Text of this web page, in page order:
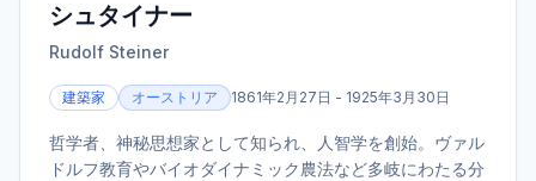
シュタイナー
Rudolf Steiner
建築家 オーストリア 1861年2月27日 - 1925年3月30日
哲学者、神秘思想家として知られ、人智学を創始。ヴァル
ドルフ教育やバイオダイナミック農法など多岐にわたる分